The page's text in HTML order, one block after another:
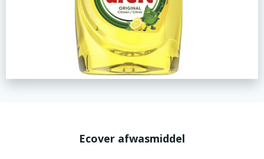
Ecover afwasmiddel